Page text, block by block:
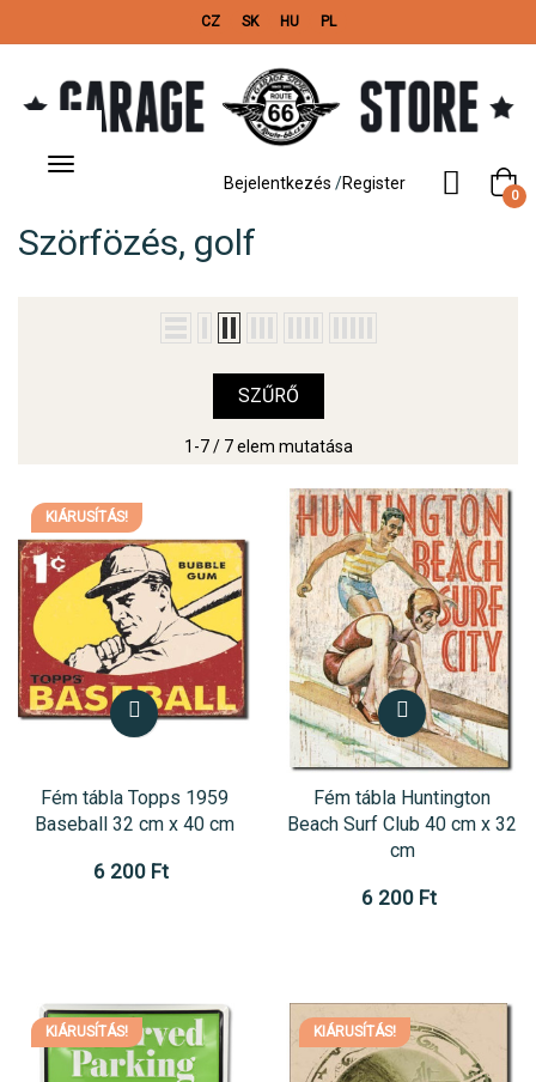
CZ SK HU PL
Bejelentkezés /Register
0
Toggle
Szörfözés, golf
SZŰRŐ
1-7 / 7 elem mutatása
KIÁRUSÍTÁS!
Fém tábla Topps 1959
Baseball 32 cm x 40 cm
6 200 Ft
Fém tábla Huntington
Beach Surf Club 40 cm x 32
cm
6 200 Ft
KIÁRUSÍTÁS! KIÁRUSÍTÁS!